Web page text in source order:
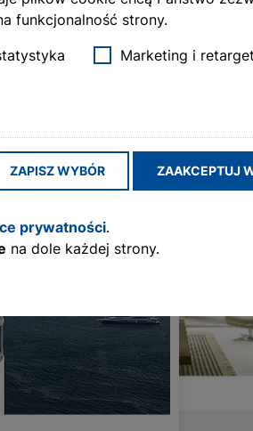
funkcjonalność strony.
Marketing i
ZAPISZ WYBÓR ZAAKCEPTUJ
prywatności.
na dole każdej strony.